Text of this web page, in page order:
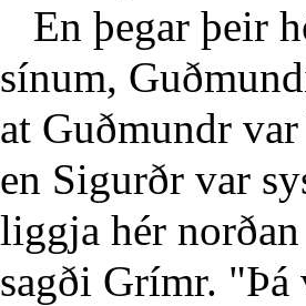
En þegar þeir
sínum,
at Guðmundr
en Sigurðr var
liggja hér
sagði Grímr.